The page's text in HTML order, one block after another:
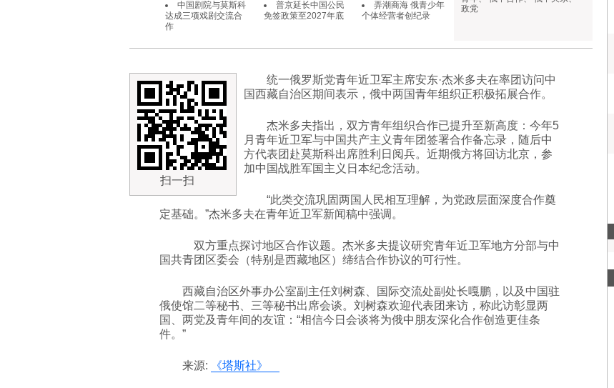
中国剧院与莫斯科
达成三项戏剧交流合
作
普京延长中国公民
免签政策至2027年底
弄潮商海 俄青少年
个体经营者创纪录
政党
扫一扫
统一俄罗斯党青年近卫军主席安东·杰米多夫在率团访问中
国西藏自治区期间表示，俄中两国青年组织正积极拓展合作。
杰米多夫指出，双方青年组织合作已提升至新高度：今年5
月青年近卫军与中国共产主义青年团签署合作备忘录，随后中
方代表团赴莫斯科出席胜利日阅兵。近期俄方将回访北京，参
加中国战胜军国主义日本纪念活动。
“此类交流巩固两国人民相互理解，为党政层面深度合作奠
定基础。”杰米多夫在青年近卫军新闻稿中强调。
双方重点探讨地区合作议题。杰米多夫提议研究青年近卫军地方分部与中
国共青团区委会（特别是西藏地区）缔结合作协议的可行性。
西藏自治区外事办公室副主任刘树森、国际交流处副处长嘎鹏，以及中国驻
俄使馆二等秘书、三等秘书出席会谈。刘树森欢迎代表团来访，称此访彰显两
国、两党及青年间的友谊：“相信今日会谈将为俄中朋友深化合作创造更佳条
件。”
来源: 《塔斯社》